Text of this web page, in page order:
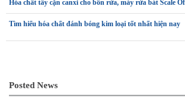
Hóa chất tẩy cặn canxi cho bồn rửa, máy rửa bát Scale
Tìm hiểu hóa chất đánh bóng kim loại tốt nhất hiện nay
Posted News